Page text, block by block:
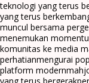
teknologi yang terus
yang terus
muncul bersama
menemukan
komunitas ke media
perhatianmengurai
platform modern